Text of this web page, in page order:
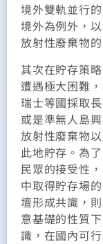
境外雙軌並行
境外為例外，
放射性廢棄物的
其次在貯存策
遭遇極大困難
瑞士等國採取
或是準無人島
放射性廢棄物
此地貯存。為
民眾的接受性
中取得貯存場
壇形成共識，
意基礎的性質
識，在國內可